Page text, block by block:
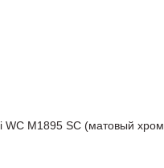
WC M1895 SC (матовый